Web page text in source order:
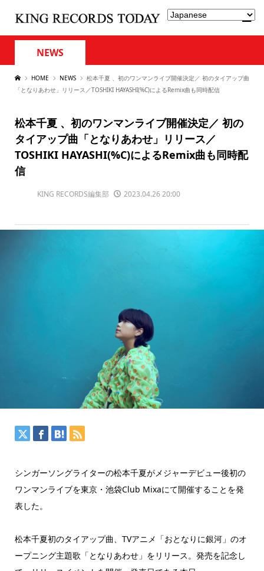
NEWS
HOME NEWS
松本千夏 、初のワンマンライブ開催決定／ 初のタイアップ曲
「となりあわせ」リリース／TOSHIKI HAYASHI(%C)によるRemix曲も同時配信
松本千夏 、初のワンマンライブ開催決定／ 初の
タイアップ曲「となりあわせ」リリース／
TOSHIKI HAYASHI(%C)によるRemix曲も同時配
信
KING RECORDS編集部 2023.04.26 20:00
シンガーソングライターの松本千夏がメジャーデビュー後初の
ワンマンライブを東京・池袋Club Mixaにて開催することを発
表した。
松本千夏初のタイアップ曲、TVアニメ「おとなりに銀河」のオ
ープニング主題歌「となりあわせ」をリリース。発売を記念し